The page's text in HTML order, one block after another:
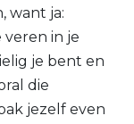
want ja:
in je
je bent en
die
jezelf even